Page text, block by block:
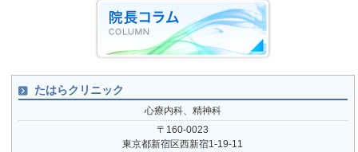
たはらクリニック
心療内科、精神科
〒160-0023
東京都新宿区西新宿1-19-11